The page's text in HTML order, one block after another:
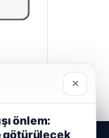
×
önlem:
götürülecek